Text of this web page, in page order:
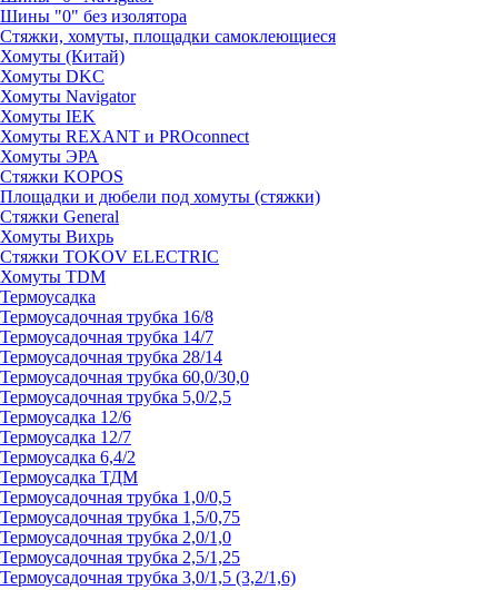
Шины "0" без изолятора
Стяжки, хомуты, площадки самоклеющиеся
Хомуты (Китай)
Хомуты DKC
Хомуты Navigator
Хомуты IEK
Хомуты REXANT и PROconnect
Хомуты ЭРА
Стяжки KOPOS
Площадки и дюбели под хомуты (стяжки)
Стяжки General
Хомуты Вихрь
Стяжки TOKOV ELECTRIC
Хомуты TDM
Термоусадка
Термоусадочная трубка 16/8
Термоусадочная трубка 14/7
Термоусадочная трубка 28/14
Термоусадочная трубка 60,0/30,0
Термоусадочная трубка 5,0/2,5
Термоусадка 12/6
Термоусадка 12/7
Термоусадка 6,4/2
Термоусадка ТДМ
Термоусадочная трубка 1,0/0,5
Термоусадочная трубка 1,5/0,75
Термоусадочная трубка 2,0/1,0
Термоусадочная трубка 2,5/1,25
Термоусадочная трубка 3,0/1,5 (3,2/1,6)